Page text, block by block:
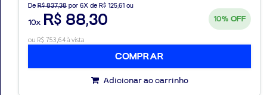
De R$ 837,38 por 6X de R$ 125,61 ou
10x R$ 88,30 10% OFF
ou R$ 753,64 à vista
COMPRAR
Adicionar ao carrinho